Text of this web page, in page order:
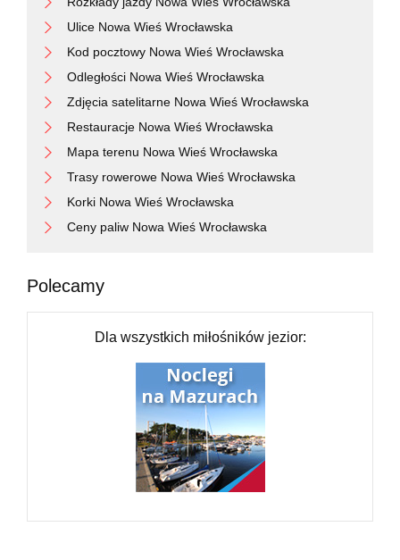
Ulice Nowa Wieś Wrocławska
Kod pocztowy Nowa Wieś Wrocławska
Odległości Nowa Wieś Wrocławska
Zdjęcia satelitarne Nowa Wieś Wrocławska
Restauracje Nowa Wieś Wrocławska
Mapa terenu Nowa Wieś Wrocławska
Trasy rowerowe Nowa Wieś Wrocławska
Korki Nowa Wieś Wrocławska
Ceny paliw Nowa Wieś Wrocławska
Polecamy
Dla wszystkich miłośników jezior: